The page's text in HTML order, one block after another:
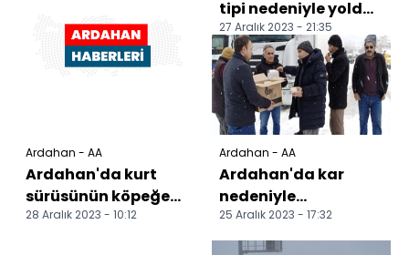
Ardahan - AA
Ardahan'da kurt
sürüsünün köpeğe
saldırısı güvenlik
28 Aralık 2023 - 10:12
tipi nedeniyle yolda
mahsur kalan 343
araç kurtarıldı
27 Aralık 2023 - 21:35
Ardahan - AA
Ardahan'da kar
nedeniyle
araçlarıyla yolda
kalanlara çorba
25 Aralık 2023 - 17:32